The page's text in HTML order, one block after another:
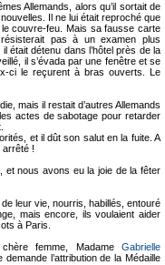
Allemands, alors qu’il sortait de
Il ne lui était reproché que
couvre-feu. Mais sa fausse carte
pas à un examen plus
était détenu dans l’hôtel près de la
il s’évada par une fenêtre et se
ci le reçurent à bras ouverts. Le
mais il restait d’autres Allemands
actes de sabotage pour retarder
et il dût son salut en la fuite. A
arrêté !
et nous avons eu la joie de la fêter
leur vie, nourris, habillés, entouré
mais encore, ils voulaient aider
à Paris.
femme, MadameGabrielle
l’attribution de la Médaille